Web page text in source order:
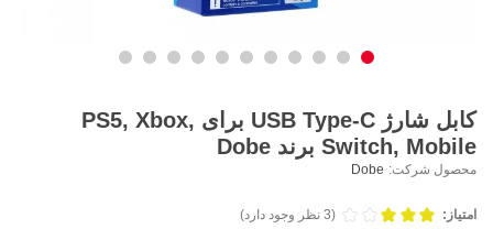
کابل شارژ USB Type-C برای PS5, Xbox,
Switch, Mobile برند Dobe
محصول شرکت: Dobe
امتیاز: (3 نظر وجود دارد)